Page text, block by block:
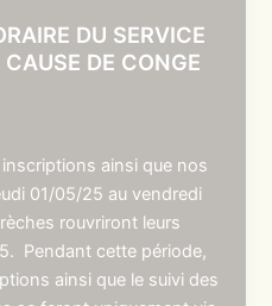
DU SERVICE
DE CONGE
ainsi que nos
01/05/25 au vendredi
rouvriront leurs
Pendant cette période,
ainsi que le suivi des